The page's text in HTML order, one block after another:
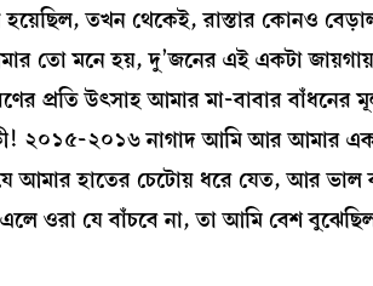
তখন থেকেই, রাস্তার কোনও
তো মনে হয়, দু’জনের এই একটা
প্রতি উৎসাহ আমার মা-বাবার বাঁধনের
২০১৫-২০১৬ নাগাদ আমি আর আমার এক
আমার হাতের চেটোয় ধরে যেত, আর
ওরা যে বাঁচবে না, তা আমি বেশ